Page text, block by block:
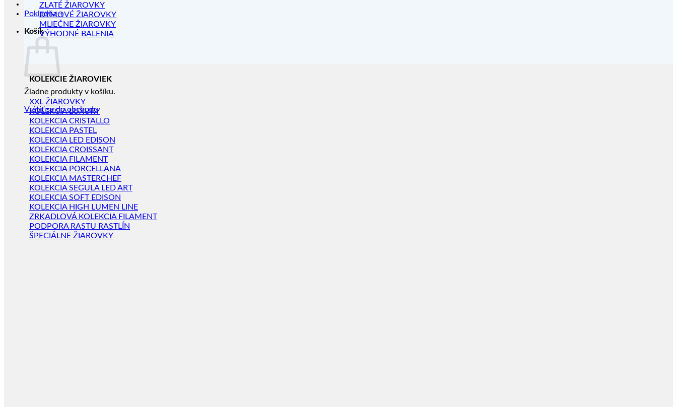
Pokladňa +
Košík
Žiadne produkty v košíku.
Vrátiť sa do obchodu
ZLATÉ ŽIAROVKY
DYMOVÉ ŽIAROVKY
MLIEČNE ŽIAROVKY
VÝHODNÉ BALENIA
KOLEKCIE ŽIAROVIEK
XXL ŽIAROVKY
KOLEKCIA LUXURY
KOLEKCIA CRISTALLO
KOLEKCIA PASTEL
KOLEKCIA LED EDISON
KOLEKCIA CROISSANT
KOLEKCIA FILAMENT
KOLEKCIA PORCELLANA
KOLEKCIA MASTERCHEF
KOLEKCIA SEGULA LED ART
KOLEKCIA SOFT EDISON
KOLEKCIA HIGH LUMEN LINE
ZRKADLOVÁ KOLEKCIA FILAMENT
PODPORA RASTU RASTLÍN
ŠPECIÁLNE ŽIAROVKY